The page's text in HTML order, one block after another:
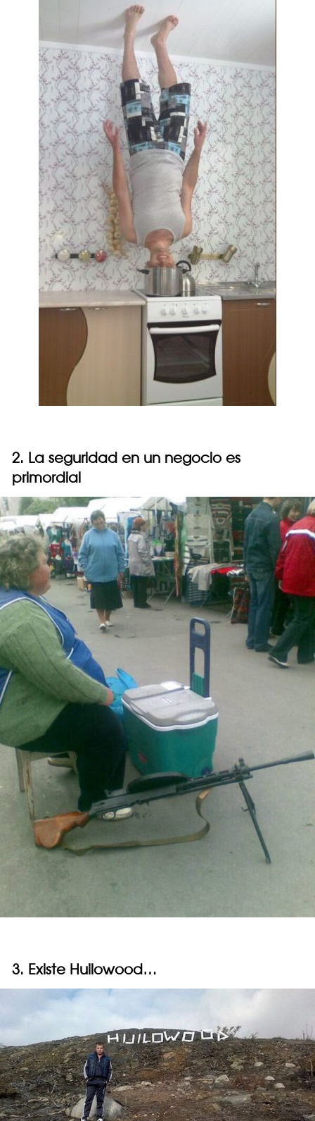
2. La seguridad en un negocio es
primordial
3. Existe Huilowood…